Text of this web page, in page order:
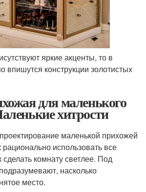
яркие акценты, то в
впишутся конструкции золотистых
для маленького
хитрости
маленькой прихожей
рационально использовать все
сделать комнату светлее. Под
насколько
место.